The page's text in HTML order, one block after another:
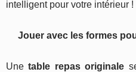
intelligent pour votre intérieur !
Jouer avec les formes
Unetable repas originale